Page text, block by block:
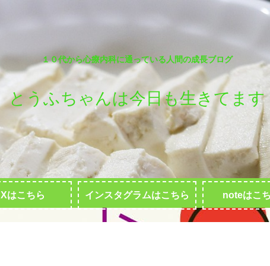
１０代から心療内科に通っている人間の成長ブログ
とうふちゃんは今日も生きてます
Xはこちら インスタグラムはこちら noteはこ